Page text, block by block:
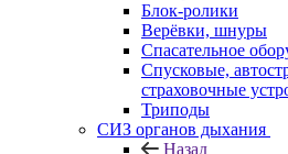
Блок-ролики
Верёвки, шнуры
Спасательное
Спусковые,
страховочные
Триподы
СИЗ органов дыхания
Назад